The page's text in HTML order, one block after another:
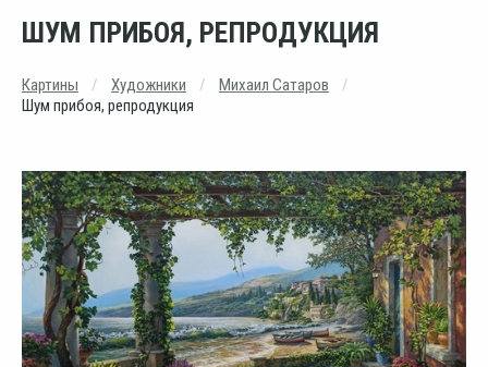
ШУМ ПРИБОЯ, РЕПРОДУКЦИЯ
Картины Художники
Михаил Сатаров
Шум прибоя, репродукция